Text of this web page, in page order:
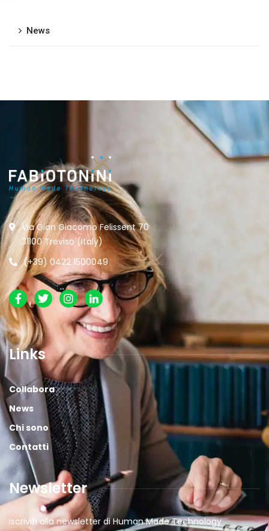
News
Via Gian Giacomo Felissent 70
31100 Treviso (Italy)
(+39) 0422 1500049
Links
Collabora
News
Chi sono
Contatti
Newsletter
Iscriviti alla newsletter di Human Made Technology